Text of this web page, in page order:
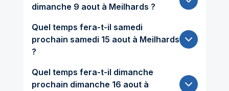
dimanche 9 aout à Meilhards ?
Quel temps fera-t-il samedi
prochain samedi 15 aout à Meilhards
?
Quel temps fera-t-il dimanche
prochain dimanche 16 aout à